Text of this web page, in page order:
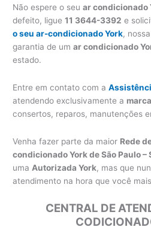
Não espere o seuar condicionado
defeito, ligue11 3644-3392 e
o seu ar-condicionado York,
garantia de umar condicionado
estado.
Entre em contato com a
atendendo exclusivamente a
consertos, reparos, manutenções
Venha fazer parte da maior Rede
condicionado York de São Paulo –
uma Autorizada York, mas que
atendimento na hora que você
CENTRAL DE